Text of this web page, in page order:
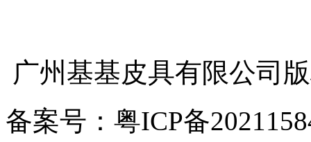
广州基基皮具有限公司
备案号：粤ICP备